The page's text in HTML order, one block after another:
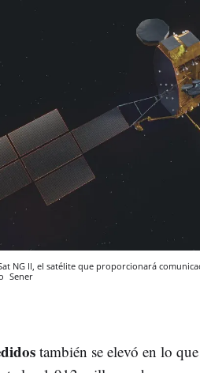
NG II, el satélite que proporcionará
Sener
también se elevó en lo